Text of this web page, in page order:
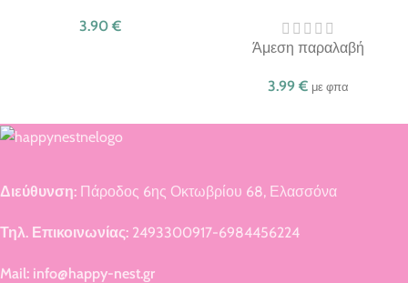
3.90 €
Άμεση παραλαβή
3.99 € με φπα
Διεύθυνση: Πάροδος 6ης Οκτωβρίου 68, Ελασσόνα
Τηλ. Επικοινωνίας: 2493300917-6984456224
Mail: info@happy-nest.gr